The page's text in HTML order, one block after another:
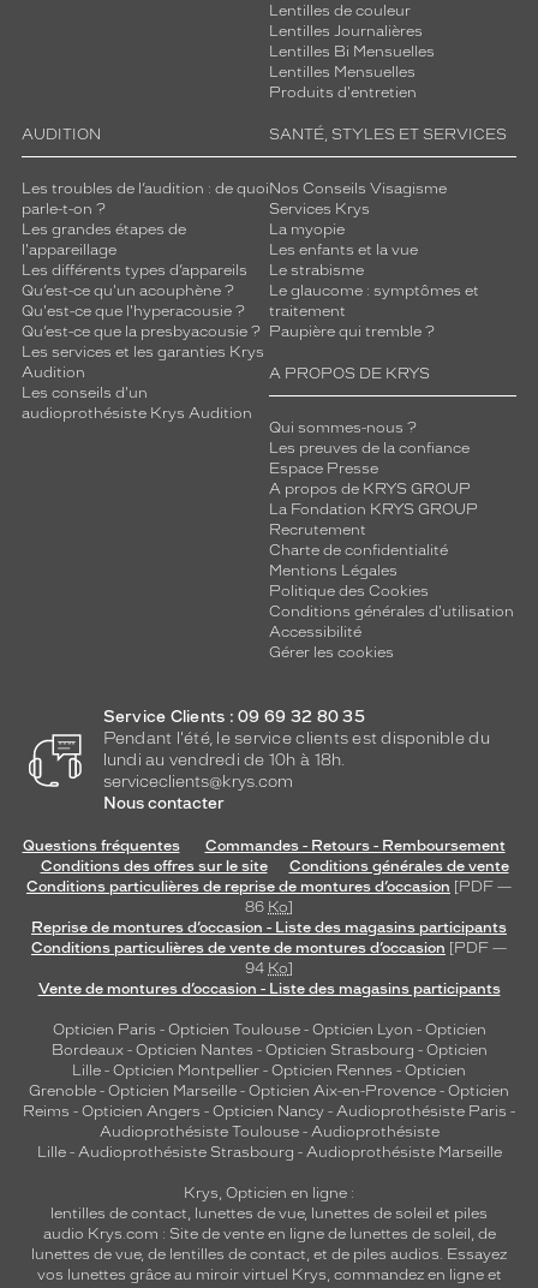
Lentilles de couleur
Lentilles Journalières
Lentilles Bi Mensuelles
Lentilles Mensuelles
Produits d'entretien
AUDITION
Les troubles de l’audition : de quoi
parle-t-on ?
Les grandes étapes de
l'appareillage
Les différents types d’appareils
Qu’est-ce qu'un acouphène ?
Qu'est-ce que l'hyperacousie ?
Qu’est-ce que la presbyacousie ?
Les services et les garanties Krys
Audition
Les conseils d'un
audioprothésiste Krys Audition
SANTÉ, STYLES ET SERVICES
Nos Conseils Visagisme
Services Krys
La myopie
Les enfants et la vue
Le strabisme
Le glaucome : symptômes et
traitement
Paupière qui tremble ?
A PROPOS DE KRYS
Qui sommes-nous ?
Les preuves de la confiance
Espace Presse
A propos de KRYS GROUP
La Fondation KRYS GROUP
Recrutement
Charte de confidentialité
Mentions Légales
Politique des Cookies
Conditions générales d'utilisation
Accessibilité
Gérer les cookies
Service Clients : 09 69 32 80 35
Pendant l'été, le service clients est disponible du
lundi au vendredi de 10h à 18h.
serviceclients@krys.com
Nous contacter
Questions fréquentes
Commandes - Retours - Remboursement
Conditions des offres sur le site
Conditions générales de vente
Conditions particulières de reprise de montures d’occasion [PDF —
86 Ko]
Reprise de montures d’occasion - Liste des magasins participants
Conditions particulières de vente de montures d’occasion [PDF —
94 Ko]
Vente de montures d’occasion - Liste des magasins participants
Opticien Paris - Opticien Toulouse- Opticien Lyon - Opticien
Bordeaux- Opticien Nantes - Opticien Strasbourg - Opticien
Lille - Opticien Montpellier - Opticien Rennes - Opticien
Grenoble - Opticien Marseille - Opticien Aix-en-Provence - Opticien
Reims - Opticien Angers - Opticien Nancy - Audioprothésiste Paris -
Audioprothésiste Toulouse- Audioprothésiste
Lille- Audioprothésiste Strasbourg - Audioprothésiste Marseille
Krys, Opticien en ligne :
lentilles de contact, lunettes de vue, lunettes de soleil et piles
audio Krys.com : Site de vente en ligne de lunettes de soleil, de
lunettes de vue, de lentilles de contact, et de piles audios. Essayez
vos lunettes grâce au miroir virtuel Krys, commandez en ligne et